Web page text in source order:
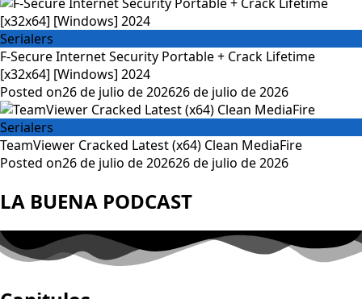
Serialers
F-Secure Internet Security Portable + Crack Lifetime
[x32x64] [Windows] 2024
Posted on26 de julio de 202626 de julio de 2026
Serialers
TeamViewer Cracked Latest (x64) Clean MediaFire
Posted on26 de julio de 202626 de julio de 2026
LA BUENA PODCAST